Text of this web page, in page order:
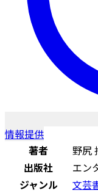
情報提供
著者
野尻
出版社
エン
ジャンル
文芸